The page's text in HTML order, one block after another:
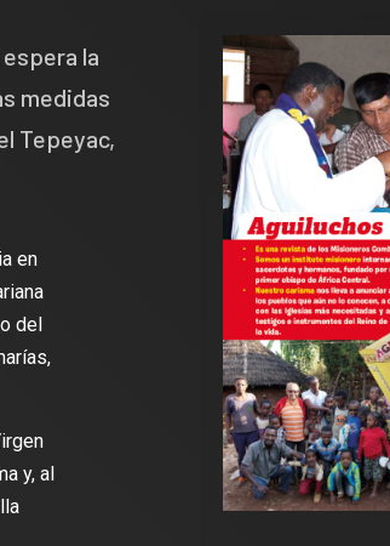
la
medidas
Tepeyac,
en
del
y, al